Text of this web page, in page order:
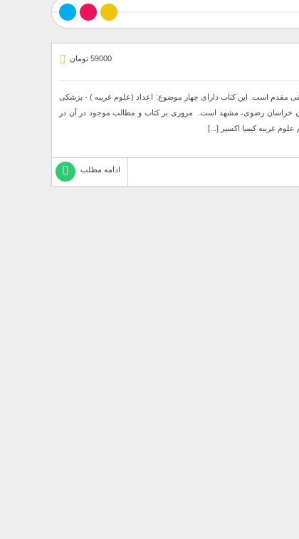
59000 تومان
مقدم است. این کتاب دارای چهار موضوع: اعداد (علوم غریبه ) - پزشکی
خراسان رضوی، مشهد است. مروری بر کتاب و مطالب موجود در آن در
غریبه کیمیا اکسیر [...]
ادامه مطلب